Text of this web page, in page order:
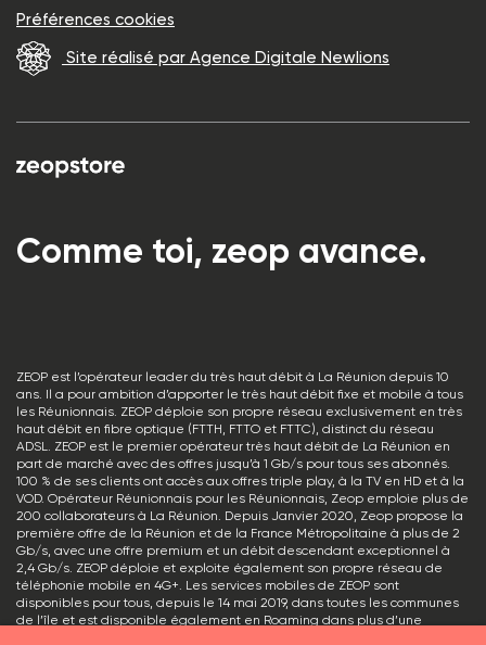
Comme toi, zeop avance.
ZEOP est l’opérateur leader du très haut débit à La Réunion depuis 10
ans. Il a pour ambition d’apporter le très haut débit fixe et mobile à tous
les Réunionnais. ZEOP déploie son propre réseau exclusivement en très
haut débit en fibre optique (FTTH, FTTO et FTTC), distinct du réseau
ADSL. ZEOP est le premier opérateur très haut débit de La Réunion en
part de marché avec des offres jusqu’à 1 Gb/s pour tous ses abonnés.
100 % de ses clients ont accès aux offres triple play, à la TV en HD et à la
VOD. Opérateur Réunionnais pour les Réunionnais, Zeop emploie plus de
200 collaborateurs à La Réunion. Depuis Janvier 2020, Zeop propose la
première offre de la Réunion et de la France Métropolitaine à plus de 2
Gb/s, avec une offre premium et un débit descendant exceptionnel à
2,4 Gb/s. ZEOP déploie et exploite également son propre réseau de
téléphonie mobile en 4G+. Les services mobiles de ZEOP sont
disponibles pour tous, depuis le 14 mai 2019, dans toutes les communes
de l’île et est disponible également en Roaming dans plus d’une
Préférences cookies
Site réalisé par Agence Digitale Newlions